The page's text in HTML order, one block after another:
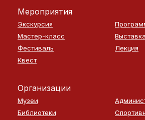
Мероприятия
Экскурсия
Мастер-класс
Выставка
Фестиваль
Лекция
Квест
Организации
Музеи
Библиотеки